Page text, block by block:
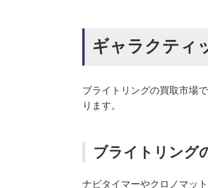
ギャラクティ
ブライトリングの買取市場
ります。
ブライトリング
ナビタイマーやクロノマッ